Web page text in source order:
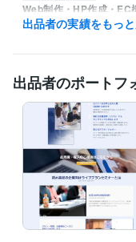
Web制作・HP作成・EC
Webデザイン
出品者の実績をもっ
出品者のポートフ